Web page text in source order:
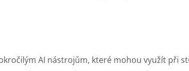
AI nástrojům, které mohou využít při